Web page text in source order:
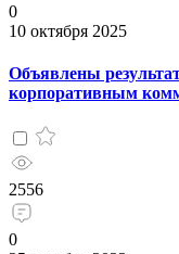
0
10 октября 2025
Объявлены
корпоративным
2556
0